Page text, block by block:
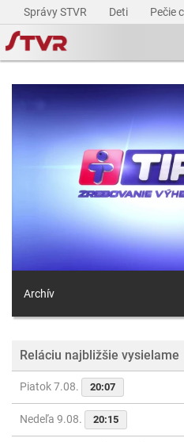
Správy STVR Deti Pečie
Archív
Reláciu najbližšie vysielame
Piatok 7.08. 20:07
Nedeľa 9.08. 20:15